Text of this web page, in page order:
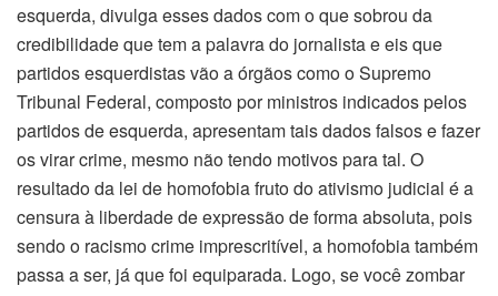
esquerda, divulga esses dados com o que sobrou da
credibilidade que tem a palavra do jornalista e eis que
partidos esquerdistas vão a órgãos como o Supremo
Tribunal Federal, composto por ministros indicados pelos
partidos de esquerda, apresentam tais dados falsos e fazer
os virar crime, mesmo não tendo motivos para tal. O
resultado da lei de homofobia fruto do ativismo judicial é a
censura à liberdade de expressão de forma absoluta, pois
sendo o racismo crime imprescritível, a homofobia também
passa a ser, já que foi equiparada. Logo, se você zombar